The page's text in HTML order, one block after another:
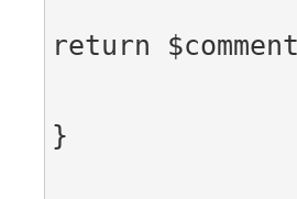
return
}